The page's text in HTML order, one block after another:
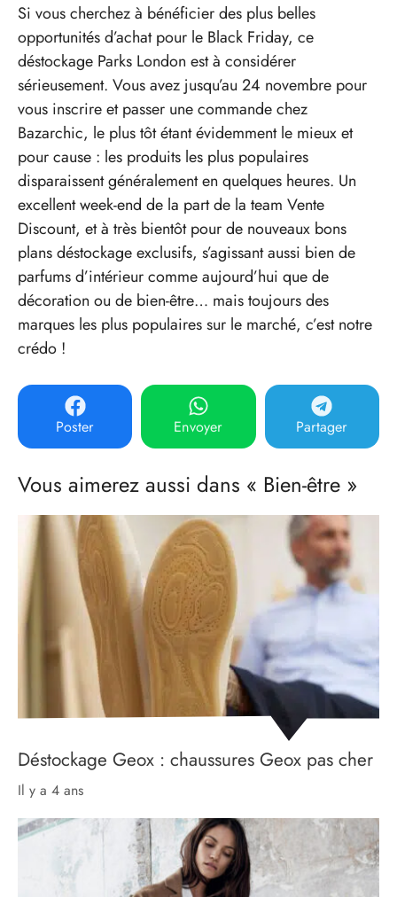
Si vous cherchez à bénéficier des plus belles
opportunités d’achat pour le Black Friday, ce
déstockage Parks London est à considérer
sérieusement. Vous avez jusqu’au 24 novembre pour
vous inscrire et passer une commande chez
Bazarchic, le plus tôt étant évidemment le mieux et
pour cause : les produits les plus populaires
disparaissent généralement en quelques heures. Un
excellent week-end de la part de la team Vente
Discount, et à très bientôt pour de nouveaux bons
plans déstockage exclusifs, s’agissant aussi bien de
parfums d’intérieur comme aujourd’hui que de
décoration ou de bien-être… mais toujours des
marques les plus populaires sur le marché, c’est notre
crédo !
Poster Envoyer Partager
Vous aimerez aussi dans « Bien-être »
Déstockage Geox : chaussures Geox pas cher
il y a 4 ans